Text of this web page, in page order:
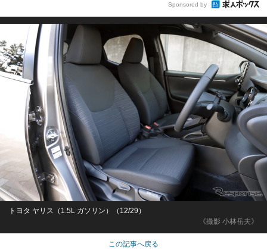
Sponsored by
《撮影 小林岳夫》
トヨタ ヤリス（1.5L ガソリン）（12/29）
この記事へ戻る